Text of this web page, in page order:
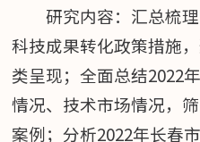
研究内容：汇总梳
科技成果转化政策措施
类呈现；全面总结2022
情况、技术市场情况，
案例；分析2022年长春